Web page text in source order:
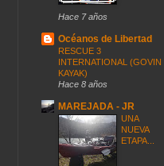
Hace 7 años
Océanos de Libertad
RESCUE 3
INTERNATIONAL (GOVIN
KAYAK)
Hace 8 años
MAREJADA - JR
UNA
NUEVA
ETAPA...